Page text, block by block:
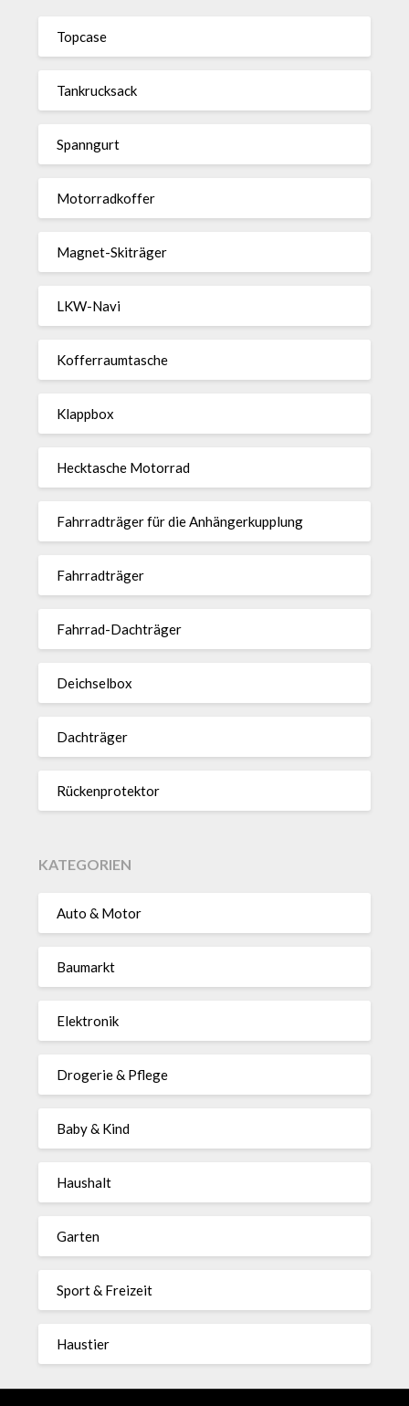
Topcase
Tan­kruck­sack
Spann­gurt
Motor­rad­koffer
Magnet-Ski­träger
LKW-Navi
Kof­fer­raum­ta­sche
Klappbox
Heck­ta­sche Motorrad
Fahr­rad­träger für die Anhän­ger­kup­p­lung
Fahr­rad­träger
Fahrrad-Dach­träger
Deich­selbox
Dach­träger
Rücken­pro­tektor
KATEGORIEN
Auto & Motor
Baumarkt
Elektronik
Drogerie & Pflege
Baby & Kind
Haushalt
Garten
Sport & Freizeit
Haustier